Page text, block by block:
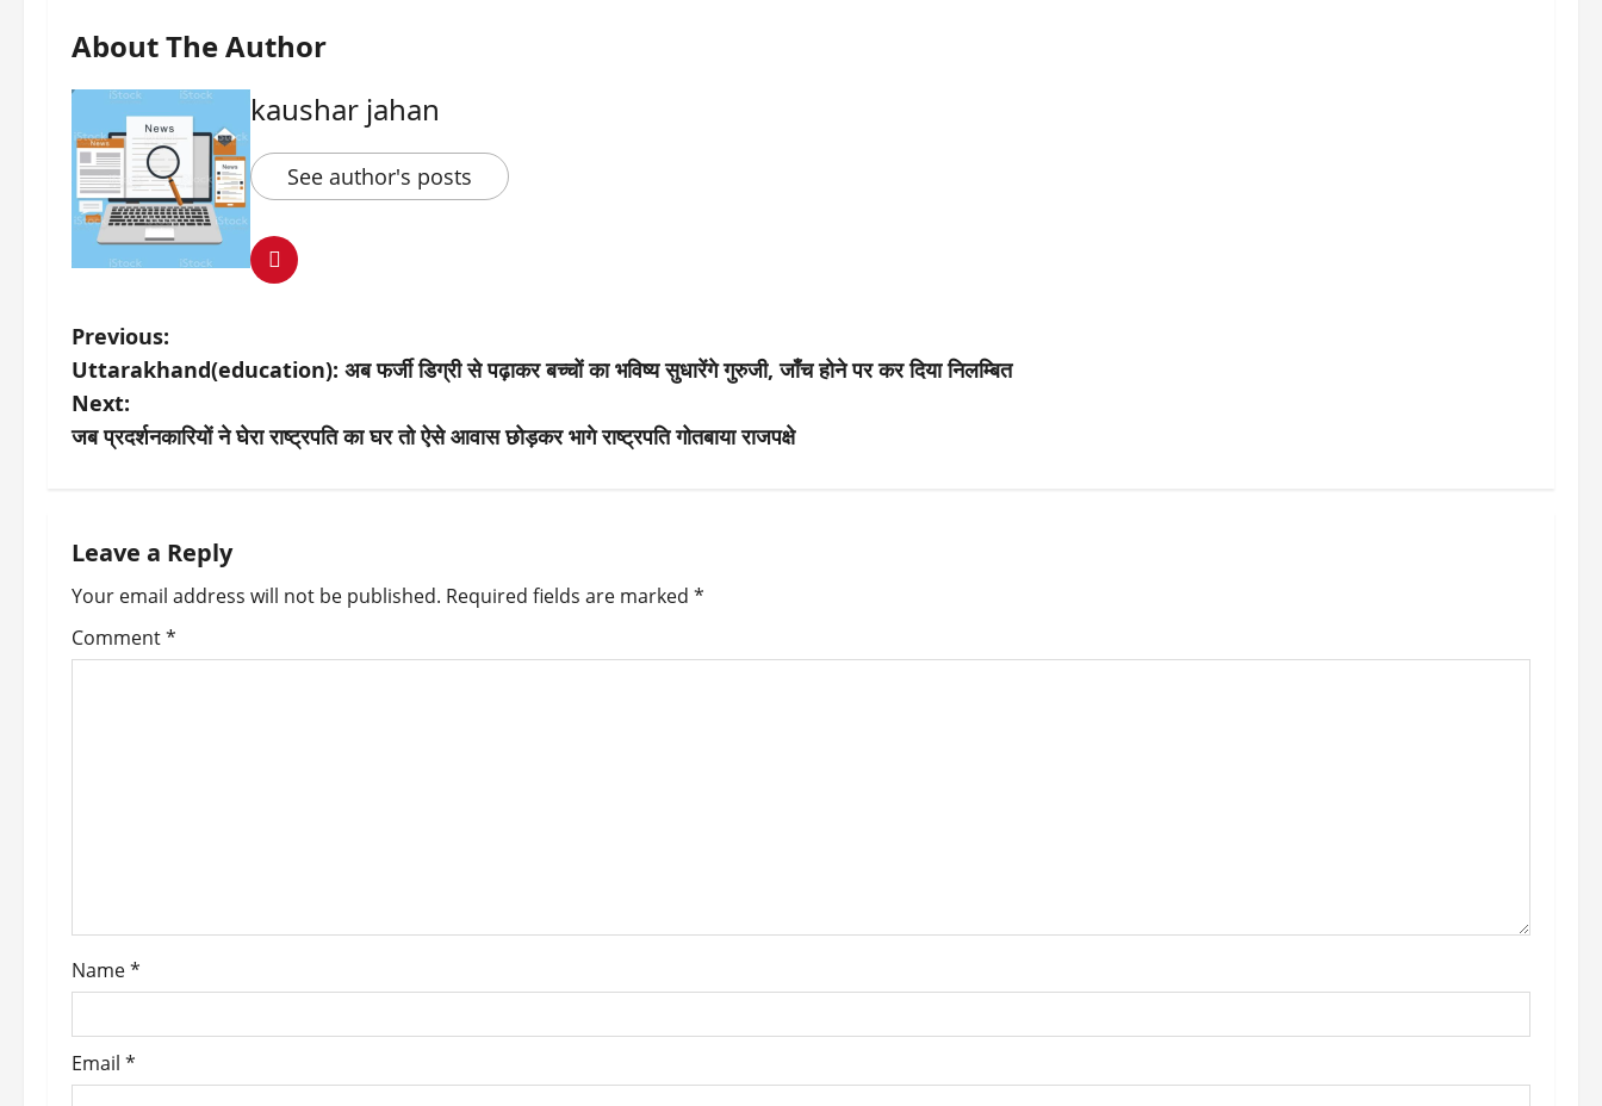
About The Author
kaushar jahan
See author's posts
P
o
s
n
a
v
o
n
Previous:
Uttarakhand(education): अब फर्जी डिग्री से पढ़ाकर बच्चों का भविष्य सुधारेंगे गुरुजी, जाँच होने पर कर दिया निलम्बित
Next:
जब प्रदर्शनकारियों ने घेरा राष्ट्रपति का घर तो ऐसे आवास छोड़कर भागे राष्ट्रपति गोतबाया राजपक्षे
Leave a Reply
Your email address will not be published. Required fields are marked *
Comment*
Name*
Email *